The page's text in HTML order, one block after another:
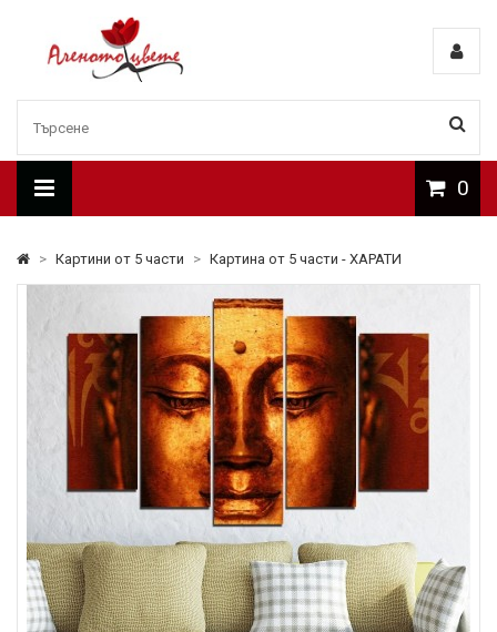
0
> Картини от 5 части > Картина от 5 части - ХАРАТИ